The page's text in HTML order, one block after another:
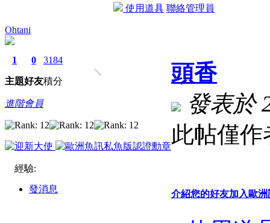
使用道具 聯絡管理員
Ohtani
1
主題
0
好友
3184
積分
進階會員
經驗:
發消息
頭香
發表於
此帖僅
介紹您的好友加入歐